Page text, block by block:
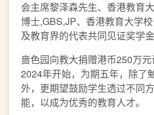
会主席黎泽森先生、香港教育
博士,GBS,JP、香港教育大学
及教育界的代表共同见证奖学金
啬色园向教大捐赠港币250万
2024年开始，为期五年，除了
外，更期望鼓励学生透过不同
能，以成为优秀的教育人才。